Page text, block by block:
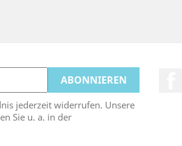
jederzeit widerrufen. Unsere
Sie u. a. in der